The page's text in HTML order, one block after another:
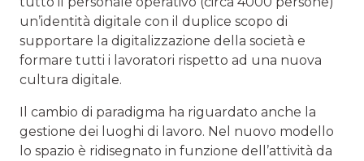
un’identità digitale con il duplice scopo di
supportare la digitalizzazione della società e
formare tutti i lavoratori rispetto ad una nuova
cultura digitale.
Il cambio di paradigma ha riguardato anche la
gestione dei luoghi di lavoro. Nel nuovo modello
lo spazio è ridisegnato in funzione dell’attività da